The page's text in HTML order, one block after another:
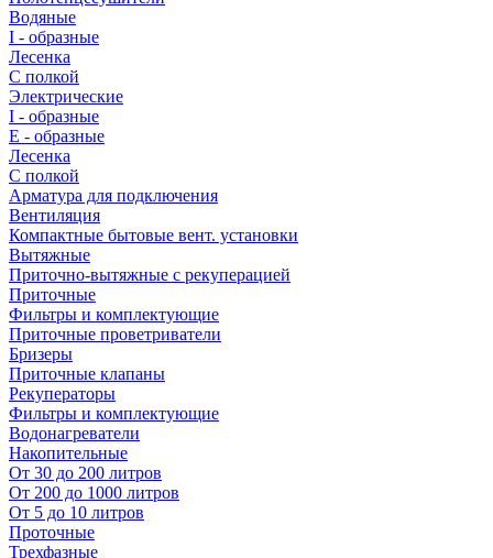
Водяные
I - образные
Лесенка
С полкой
Электрические
I - образные
E - образные
Лесенка
С полкой
Арматура для подключения
Вентиляция
Компактные бытовые вент. установки
Вытяжные
Приточно-вытяжные с рекуперацией
Приточные
Фильтры и комплектующие
Приточные проветриватели
Бризеры
Приточные клапаны
Рекуператоры
Фильтры и комплектующие
Водонагреватели
Накопительные
От 30 до 200 литров
От 200 до 1000 литров
От 5 до 10 литров
Проточные
Трехфазные